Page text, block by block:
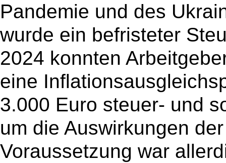
Pandemie und des
wurde ein befristeter
2024 konnten
eine
3.000 Euro steuer- und
um die Auswirkungen
Voraussetzung war